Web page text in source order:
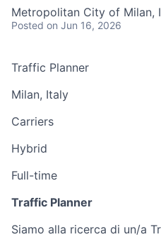
Metropolitan City of Milan,
Posted on Jun 16, 2026
Traffic Planner
Milan, Italy
Carriers
Hybrid
Full-time
Traffic Planner
Siamo alla ricerca di un/a